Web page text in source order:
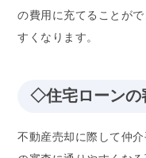
の費用に充てることが
すくなります。
◇住宅ローンの
不動産売却に際して仲